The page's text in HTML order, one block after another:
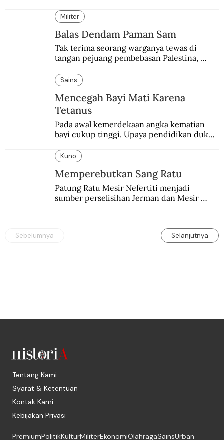
“Neverkusen”.
Militer
Balas Dendam Paman Sam
Tak terima seorang warganya tewas di
tangan pejuang pembebasan Palestina,
pembalasan.
Sains
Mencegah Bayi Mati Karena
Tetanus
Pada awal kemerdekaan angka kematian
bayi cukup tinggi. Upaya pendidikan dukun
Kuno
Memperebutkan Sang Ratu
Patung Ratu Mesir Nefertiti menjadi
sumber perselisihan Jerman dan Mesir
Sebelumnya Selanjutnya
Tentang Kami
Syarat & Ketentuan
Kontak Kami
Kebijakan Privasi
PremiumPolitikKulturMiliterEkonomiOlahragaSainsUrban